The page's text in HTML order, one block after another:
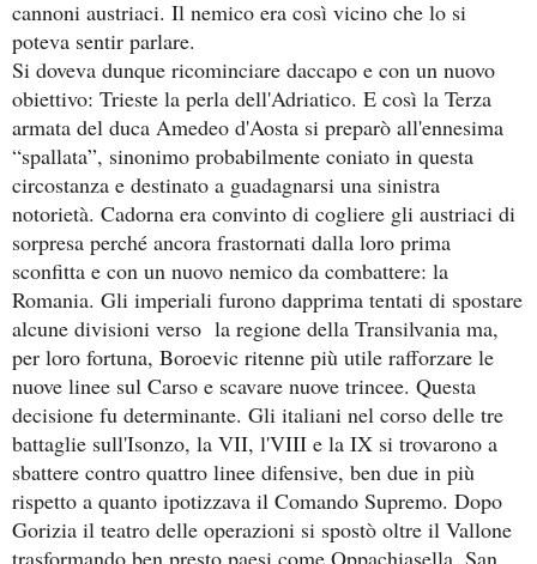
cannoni austriaci. Il nemico era così vicino che lo si
poteva sentir parlare.
Si doveva dunque ricominciare daccapo e con un nuovo
obiettivo: Trieste la perla dell'Adriatico. E così la Terza
armata del duca Amedeo d'Aosta si preparò all'ennesima
“spallata”, sinonimo probabilmente coniato in questa
circostanza e destinato a guadagnarsi una sinistra
notorietà. Cadorna era convinto di cogliere gli austriaci di
sorpresa perché ancora frastornati dalla loro prima
sconfitta e con un nuovo nemico da combattere: la
Romania. Gli imperiali furono dapprima tentati di spostare
alcune divisioni verso la regione della Transilvania ma,
per loro fortuna, Boroevic ritenne più utile rafforzare le
nuove linee sul Carso e scavare nuove trincee. Questa
decisione fu determinante. Gli italiani nel corso delle tre
battaglie sull'Isonzo, la VII, l'VIII e la IX si trovarono a
sbattere contro quattro linee difensive, ben due in più
rispetto a quanto ipotizzava il Comando Supremo. Dopo
Gorizia il teatro delle operazioni si spostò oltre il Vallone